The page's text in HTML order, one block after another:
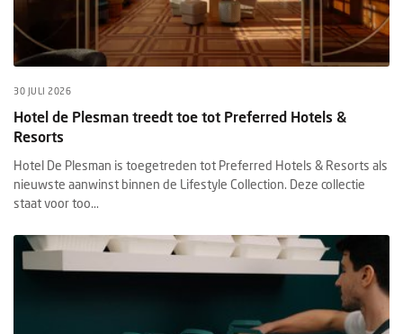
30 JULI 2026
Hotel de Plesman treedt toe tot Preferred Hotels &
Resorts
Hotel De Plesman is toegetreden tot Preferred Hotels & Resorts als
nieuwste aanwinst binnen de Lifestyle Collection. Deze collectie
staat voor too...